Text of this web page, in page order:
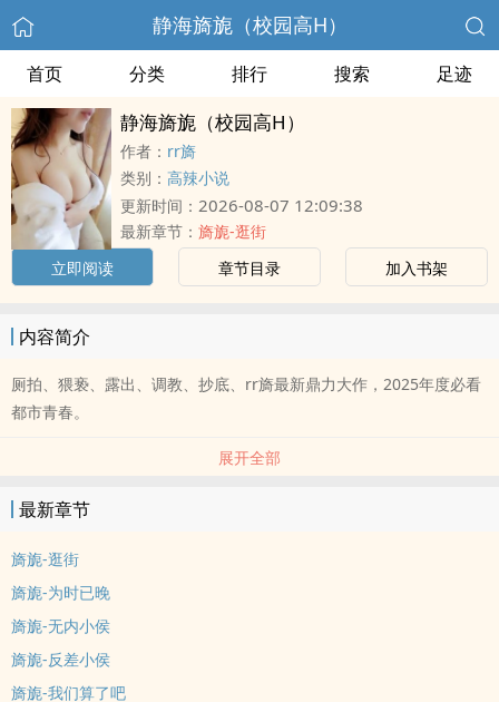
静海旖旎（校园高H）
首页 分类 排行 搜索 足迹
静海旖旎（校园高H）
作者： rr旖
类别： 高辣小说
更新时间： 2026-08-07 12:09:38
最新章节： 旖旎-逛街
立即阅读
章节目录 加入书架
内容简介
厕拍、猥亵、露出、调教、抄底、rr旖最新鼎力大作，2025年度必看
都市青春。
展开全部
最新章节
旖旎-逛街
旖旎-为时已晚
旖旎-无内小侯
旖旎-反差小侯
旖旎-我们算了吧